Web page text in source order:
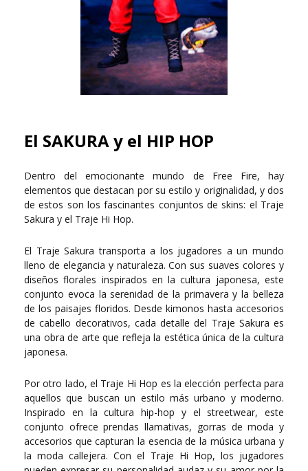
El SAKURA y el HIP HOP
Dentro del emocionante mundo de Free Fire, hay
elementos que destacan por su estilo y originalidad, y dos
de estos son los fascinantes conjuntos de skins: el Traje
Sakura y el Traje Hi Hop.
El Traje Sakura transporta a los jugadores a un mundo
lleno de elegancia y naturaleza. Con sus suaves colores y
diseños florales inspirados en la cultura japonesa, este
conjunto evoca la serenidad de la primavera y la belleza
de los paisajes floridos. Desde kimonos hasta accesorios
de cabello decorativos, cada detalle del Traje Sakura es
una obra de arte que refleja la estética única de la cultura
japonesa.
Por otro lado, el Traje Hi Hop es la elección perfecta para
aquellos que buscan un estilo más urbano y moderno.
Inspirado en la cultura hip-hop y el streetwear, este
conjunto ofrece prendas llamativas, gorras de moda y
accesorios que capturan la esencia de la música urbana y
la moda callejera. Con el Traje Hi Hop, los jugadores